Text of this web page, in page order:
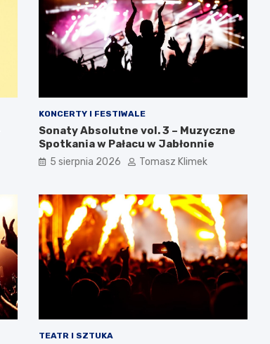
KONCERTY I FESTIWALE
Sonaty Absolutne vol. 3 – Muzyczne
Spotkania w Pałacu w Jabłonnie
5 sierpnia 2026 Tomasz Klimek
TEATR I SZTUKA